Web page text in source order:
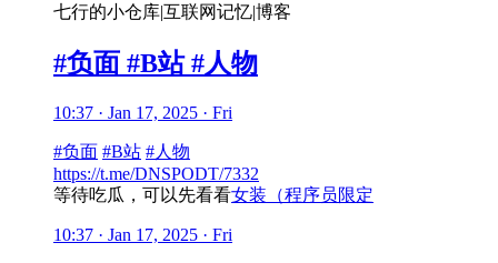
七行的小仓库|互联网记忆|博客
#负面 #B站 #人物
10:37 · Jan 17, 2025 · Fri
#负面 #B站 #人物
https://t.me/DNSPODT/7332
等待吃瓜，可以先看看女装（程序员限定
10:37 · Jan 17, 2025 · Fri